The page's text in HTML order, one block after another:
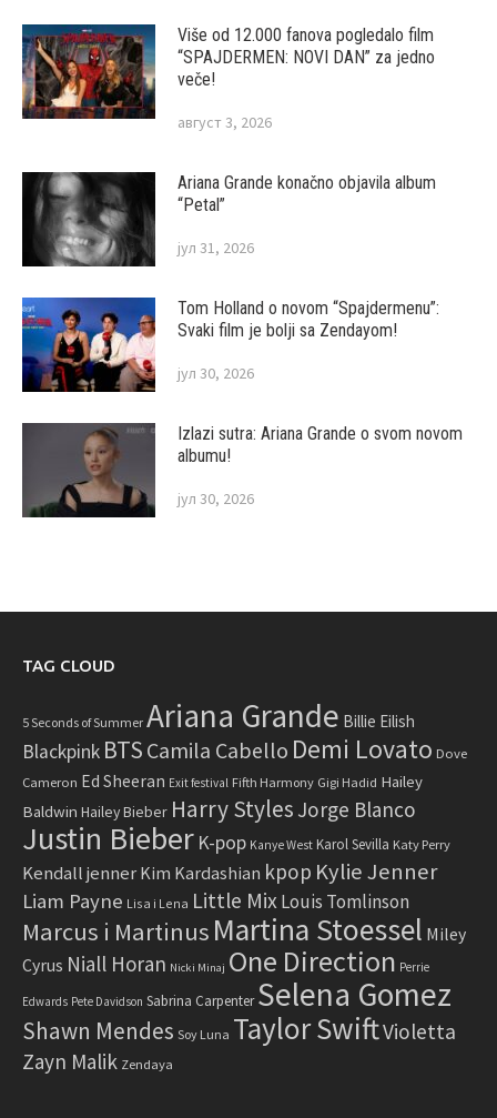
Više od 12.000 fanova pogledalo film
“SPAJDERMEN: NOVI DAN” za jedno
veče!
август 3, 2026
Ariana Grande konačno objavila album
“Petal”
јул 31, 2026
Tom Holland o novom “Spajdermenu”:
Svaki film je bolji sa Zendayom!
јул 30, 2026
Izlazi sutra: Ariana Grande o svom novom
albumu!
јул 30, 2026
TAG CLOUD
5 Seconds of Summer Ariana Grande Billie Eilish
Blackpink BTS Camila Cabello Demi Lovato Dove
Cameron Ed Sheeran Exit festival Fifth Harmony Gigi Hadid Hailey
Baldwin Hailey Bieber Harry Styles Jorge Blanco
Justin Bieber K-pop Kanye West Karol Sevilla Katy Perry
Kendall jenner Kim Kardashian kpop Kylie Jenner
Liam Payne Lisa i Lena Little MixLouis Tomlinson
Marcus i Martinus Martina Stoessel Miley
Cyrus Niall Horan Nicki Minaj One Direction Perrie
Edwards Pete Davidson Sabrina Carpenter Selena Gomez
Shawn Mendes Soy Luna Taylor SwiftVioletta
Zayn Malik Zendaya